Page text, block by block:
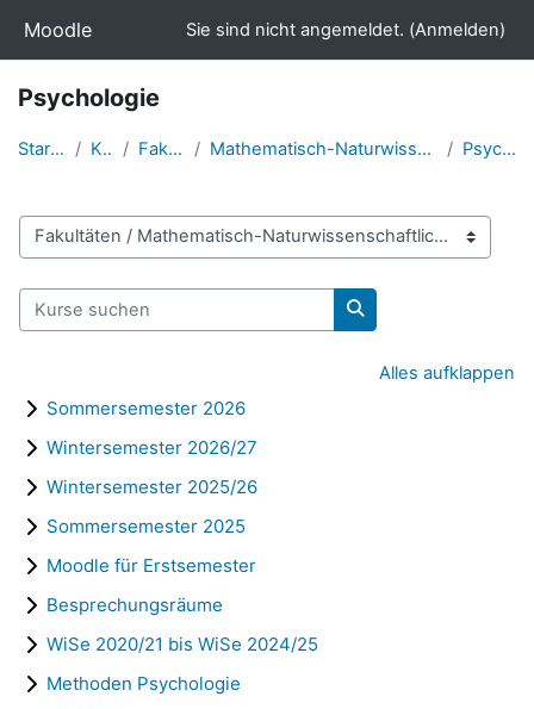
Moodle Sie sind nicht angemeldet. (Anmelden)
Psychologie
Startseite Kurse Fakultäten Mathematisch-Naturwissenschaftliche Fakultät Psychologie
Kursbereiche
Kurse suchen
Kurse suchen
Alles aufklappen
Sommersemester 2026
Wintersemester 2026/27
Wintersemester 2025/26
Sommersemester 2025
Moodle für Erstsemester
Besprechungsräume
WiSe 2020/21 bis WiSe 2024/25
Methoden Psychologie